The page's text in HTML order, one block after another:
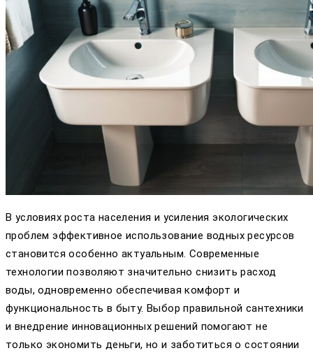
В условиях роста населения и усиления экологических
проблем эффективное использование водных ресурсов
становится особенно актуальным. Современные
технологии позволяют значительно снизить расход
воды, одновременно обеспечивая комфорт и
функциональность в быту. Выбор правильной сантехники
и внедрение инновационных решений помогают не
только экономить деньги, но и заботиться о состоянии